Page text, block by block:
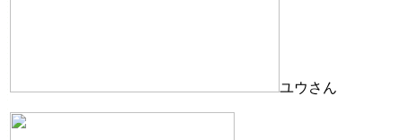
ユウさん